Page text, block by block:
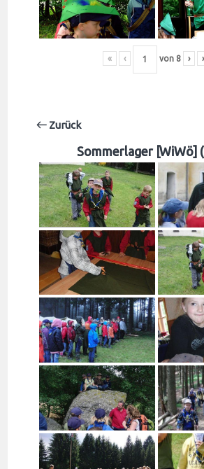
« ‹ von 8 ›
Zurück
Sommerlager [WiWö]